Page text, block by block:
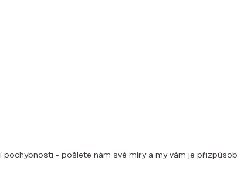
- pošlete nám své míry a my vám je